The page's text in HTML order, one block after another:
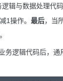
逻辑与数据处理代
1操作。 最后，当
务逻辑代码后，通